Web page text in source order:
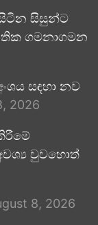
සිසුන්ට
ගමනාගමන
සඳහා නව
2026
වුවහොත්
8, 2026